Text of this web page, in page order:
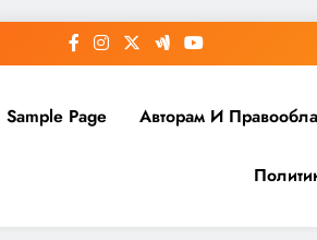
Sample Page Авторам И